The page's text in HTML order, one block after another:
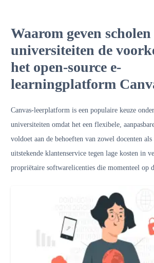
Waarom geven scholen
universiteiten de
het open-source e-
learningplatform
Canvas-leerplatform is een populaire keuze
universiteiten omdat het een flexibele,
voldoet aan de behoeften van zowel docenten als
uitstekende klantenservice tegen lage kosten in
propriëtaire softwarelicenties die momenteel op